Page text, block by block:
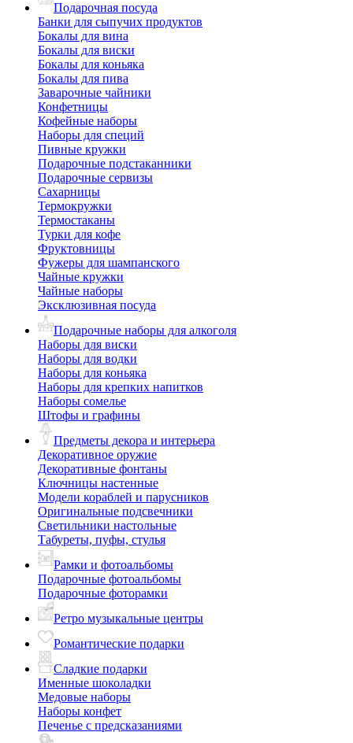
Подарочная посуда
Банки для сыпучих продуктов
Бокалы для вина
Бокалы для виски
Бокалы для коньяка
Бокалы для пива
Заварочные чайники
Конфетницы
Кофейные наборы
Наборы для специй
Пивные кружки
Подарочные подстаканники
Подарочные сервизы
Сахарницы
Термокружки
Термостаканы
Турки для кофе
Фруктовницы
Фужеры для шампанского
Чайные кружки
Чайные наборы
Эксклюзивная посуда
Подарочные наборы для алкоголя
Наборы для виски
Наборы для водки
Наборы для коньяка
Наборы для крепких напитков
Наборы сомелье
Штофы и графины
Предметы декора и интерьера
Декоративное оружие
Декоративные фонтаны
Ключницы настенные
Модели кораблей и парусников
Оригинальные подсвечники
Светильники настольные
Табуреты, пуфы, стулья
Рамки и фотоальбомы
Подарочные фотоальбомы
Подарочные фоторамки
Ретро музыкальные центры
Романтические подарки
Сладкие подарки
Именные шоколадки
Медовые наборы
Наборы конфет
Печенье с предсказаниями